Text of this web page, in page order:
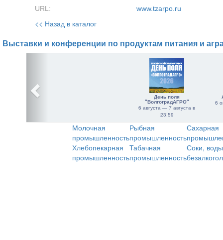
URL: www.tzarpo.ru
<< Назад в каталог
Выставки и конференции по продуктам питания и
День поля
"ВолгоградАГРО"
6 августа — 7 августа в
23:59
6
Молочная
промышленность
Рыбная
промышленность
Сахарная
Хлебопекарная
промышленность
Табачная
промышленность
Соки,